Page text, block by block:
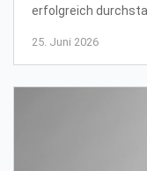
erfolgreich
25. Juni 2026